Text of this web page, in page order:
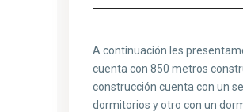
A continuación les
cuenta con 850 metros
construcción cuenta con un
dormitorios y otro con un